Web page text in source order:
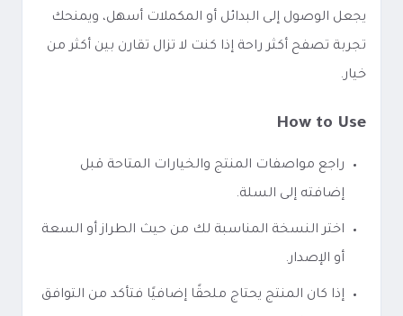
يجعل الوصول إلى البدائل أو المكملات أسهل، ويمنحك
تجربة تصفح أكثر راحة إذا كنت لا تزال تقارن بين أكثر من
خيار.
How to Use
راجع مواصفات المنتج والخيارات المتاحة قبل
إضافته إلى السلة.
اختر النسخة المناسبة لك من حيث الطراز أو السعة
أو الإصدار.
إذا كان المنتج يحتاج ملحقًا إضافيًا فتأكد من التوافق